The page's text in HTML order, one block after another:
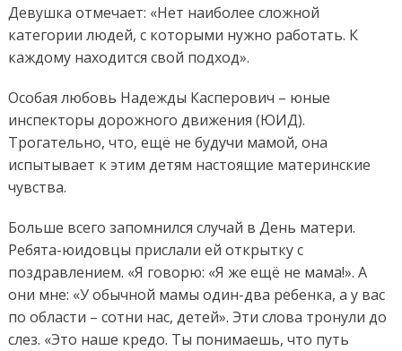
Девушка отмечает: «Нет наиболее сложной
категории людей, с которыми нужно работать. К
каждому находится свой подход».
Особая любовь Надежды Касперович – юные
инспекторы дорожного движения (ЮИД).
Трогательно, что, ещё не будучи мамой, она
испытывает к этим детям настоящие материнские
чувства.
Больше всего запомнился случай в День матери.
Ребята-юидовцы прислали ей открытку с
поздравлением. «Я говорю: «Я же ещё не мама!». А
они мне: «У обычной мамы один-два ребенка, а у вас
по области – сотни нас, детей». Эти слова тронули до
слез. «Это наше кредо. Ты понимаешь, что путь